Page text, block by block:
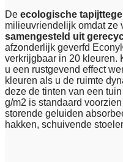
De ecologische
milieuvriendelijk omdat ze
samengesteld uit
afzonderlijk geverfd
verkrijgbaar in 20 kleuren.
u een rustgevend effect
kleuren als u de ruimte
deze de tinten van een
g/m2 is standaard
storende geluiden
hakken, schuivende